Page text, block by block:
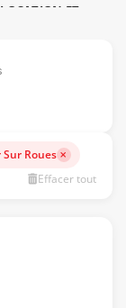
ET
Roues
Effacer tout